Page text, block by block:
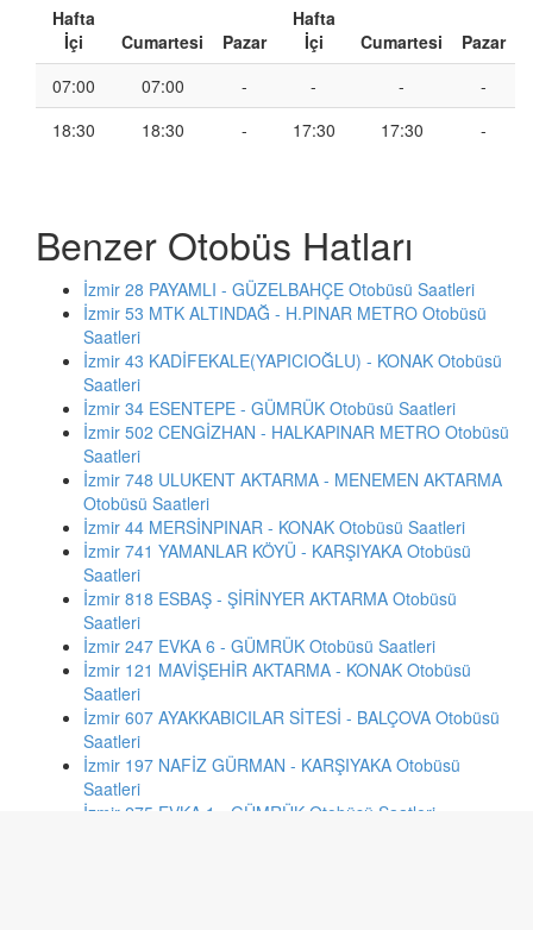
Hafta
İçi
Cumartesi Pazar
Hafta
İçi
Cumartesi
Pazar
07:00
07:00 - - -
-
18:30
18:30 - 17:30 17:30 -
Benzer Otobüs Hatları
İzmir 28 PAYAMLI - GÜZELBAHÇE Otobüsü Saatleri
İzmir 53 MTK ALTINDAĞ - H.PINAR METRO Otobüsü
Saatleri
İzmir 43 KADİFEKALE(YAPICIOĞLU) - KONAK Otobüsü
Saatleri
İzmir 34 ESENTEPE - GÜMRÜK Otobüsü Saatleri
İzmir 502 CENGİZHAN - HALKAPINAR METRO Otobüsü
Saatleri
İzmir 748 ULUKENT AKTARMA - MENEMEN AKTARMA
Otobüsü Saatleri
İzmir 44 MERSİNPINAR - KONAK Otobüsü Saatleri
İzmir 741 YAMANLAR KÖYÜ - KARŞIYAKA Otobüsü
Saatleri
İzmir 818 ESBAŞ - ŞİRİNYER AKTARMA Otobüsü
Saatleri
İzmir 247 EVKA 6 - GÜMRÜK Otobüsü Saatleri
İzmir 121 MAVİŞEHİR AKTARMA - KONAK Otobüsü
Saatleri
İzmir 607 AYAKKABICILAR SİTESİ - BALÇOVA Otobüsü
Saatleri
İzmir 197 NAFİZ GÜRMAN - KARŞIYAKA Otobüsü
Saatleri
İzmir 275 EVKA 1 - GÜMRÜK Otobüsü Saatleri